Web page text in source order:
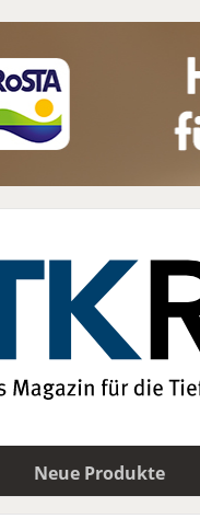
Neue Produkte